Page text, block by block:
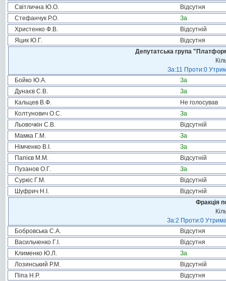
Світлична Ю.О.
Відсутня
Стефанчук Р.О.
За
Христенко Ф.В.
Відсутній
Яцик Ю.Г.
Відсутня
Депутатська група
За:11 Проти:0
Бойко Ю.А.
За
Дунаєв С.В.
За
Кальцев В.Ф.
Не голосував
Колтунович О.С.
За
Льовочкін С.В.
Відсутній
Мамка Г.М.
За
Німченко В.І.
За
Папієв М.М.
Відсутній
Пузанов О.Г.
За
Суркіс Г.М.
Відсутній
Шуфрич Н.І.
Відсутній
Фракція
За:2 Проти:0
Бобровська С.А.
Відсутня
Васильченко Г.І.
Відсутня
Клименко Ю.Л.
За
Лозинський Р.М.
Відсутній
Піпа Н.Р.
Відсутня